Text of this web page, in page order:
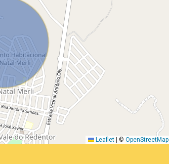
Leaflet © OpenStreetMap